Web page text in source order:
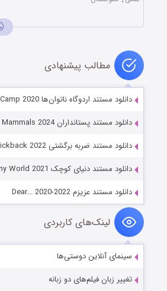
مطالب پیشنهادی
دانلود مستند اردوگاه ناتوان‌ها Crip Camp 2020
دانلود مستند پستانداران Mammals 2024
دانلود مستند ضربه برگشتی Kickback 2022
دانلود مستند دنیای کوچک Tiny World 2021
دانلود مستند عزیزم Dear… 2020-2022
لینک‌های کاربردی
سینمای آنلاین دوستی‌ها
تغییر زبان فیلم‌های دو زبانه